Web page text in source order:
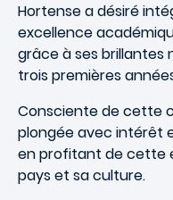
Hortense a désiré
excellence
grâce à ses
trois premières
Consciente de cette
plongée avec intérêt
en profitant de cette
pays et sa culture.